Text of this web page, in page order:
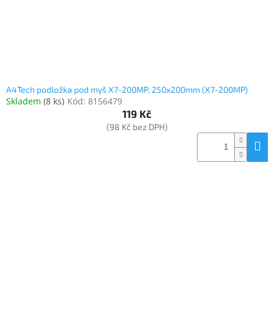
A4Tech podložka pod myš X7-200MP, 250x200mm (X7-200MP)
Skladem (8 ks) Kód: 8156479
119 Kč
(98 Kč bez DPH)